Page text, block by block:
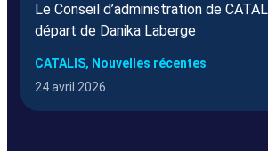
Le Conseil d’administration de
départ de Danika Laberge
CATALIS, Nouvelles récentes
24 avril 2026